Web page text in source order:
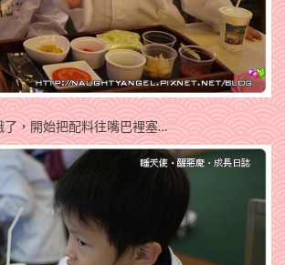
了，開始把配料往嘴巴裡塞…